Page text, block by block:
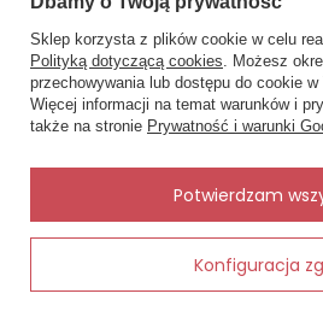
POMOC
Sklep korzysta z plików cookie w celu
Polityką dotyczącą cookies. Możesz
przechowywania lub dostępu do cookie w
Więcej informacji na temat warunków i
także na stronie Prywatność i warunki
Konfiguracja
Potwierdzam